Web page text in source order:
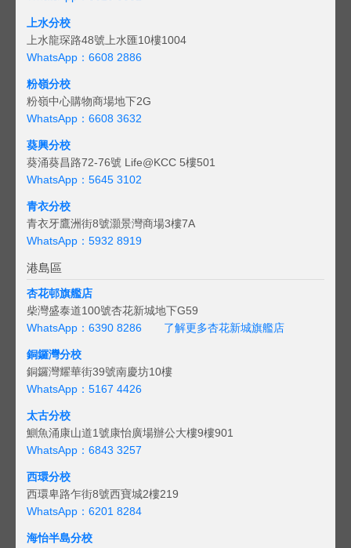
上水分校
上水龍琛路48號上水匯10樓1004
WhatsApp：6608 2886
粉嶺分校
粉嶺中心購物商場地下2G
WhatsApp：6608 3632
葵興分校
葵涌葵昌路72-76號 Life@KCC 5樓501
WhatsApp：5645 3102
青衣分校
青衣牙鷹洲街8號灝景灣商場3樓7A
WhatsApp：5932 8919
港島區
杏花邨旗艦店
柴灣盛泰道100號杏花新城地下G59
WhatsApp：6390 8286
了解更多杏花新城旗艦店
銅鑼灣分校
銅鑼灣耀華街39號南慶坊10樓
WhatsApp：5167 4426
太古分校
鰂魚涌康山道1號康怡廣場辦公大樓9樓901
WhatsApp：6843 3257
西環分校
西環卑路乍街8號西寶城2樓219
WhatsApp：6201 8284
海怡半島分校